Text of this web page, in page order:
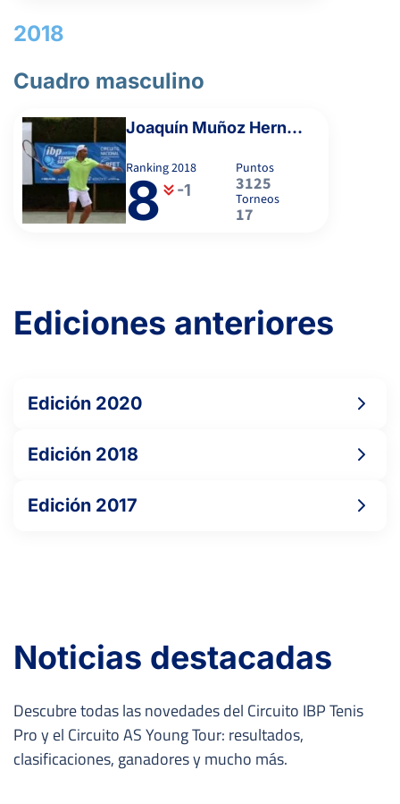
MORENO FLORES, L.
-
-
-
- ---
-
2018
Cuadro masculino
Joaquín Muñoz Hernández
Ranking2018
8 -1
Puntos
3125
Torneos
17
Ediciones anteriores
Edición 2020
Edición 2018
Edición 2017
Noticias destacadas
Descubre todas las novedades del Circuito IBP Tenis
Pro y el Circuito AS Young Tour: resultados,
clasificaciones, ganadores y mucho más.